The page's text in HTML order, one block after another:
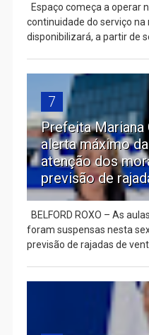
Espaço começa a operar
continuidade do serviço na
disponibilizará, a partir de
7
Prefeita Mariana
alerta máximo
atenção dos
previsão de
BELFORD ROXO – As
foram suspensas nesta
previsão de rajadas de